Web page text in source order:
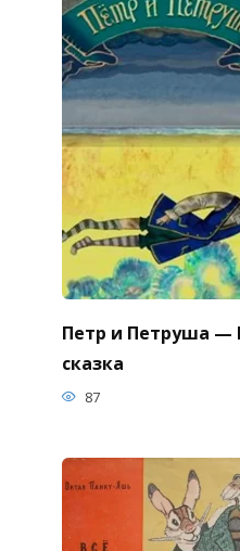
Петр и Петруша —
сказка
87